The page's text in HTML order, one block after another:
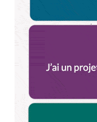
navigateur